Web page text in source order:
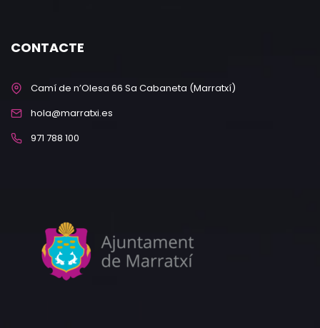
CONTACTE
Camí de n’Olesa 66 Sa Cabaneta (Marratxí)
hola@marratxi.es
971 788 100